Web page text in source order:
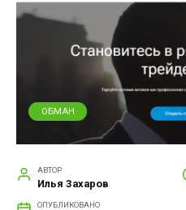
ОБМАН
АВТОР
Илья Захаров
ОПУБЛИКОВАНО